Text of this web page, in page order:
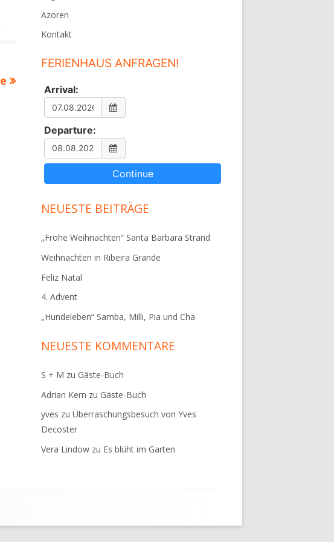
Azoren
Kontakt
FERIENHAUS ANFRAGEN!
Arrival:
Departure:
NEUESTE BEITRÄGE
„Frohe Weihnachten“ Santa Barbara Strand
Weihnachten in Ribeira Grande
Feliz Natal
4. Advent
„Hundeleben“ Samba, Milli, Pia und Cha
NEUESTE KOMMENTARE
S + M zu Gäste-Buch
Adrian Kern zu Gäste-Buch
yves zuÜberraschungsbesuch von Yves
Decoster
Vera Lindow zu Es blüht im Garten